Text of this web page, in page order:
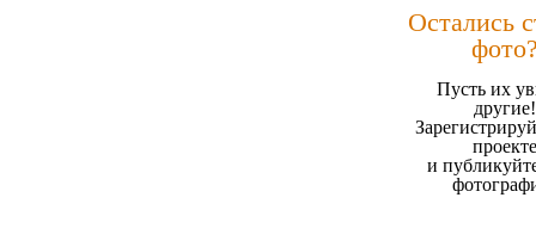
Остались
Пусть их
другие!
проекте
и